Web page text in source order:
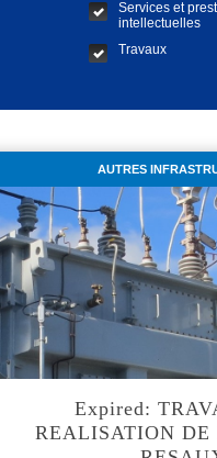
Services et
intellectuelles
Travaux
AUTRES
Expired:
REALISATION